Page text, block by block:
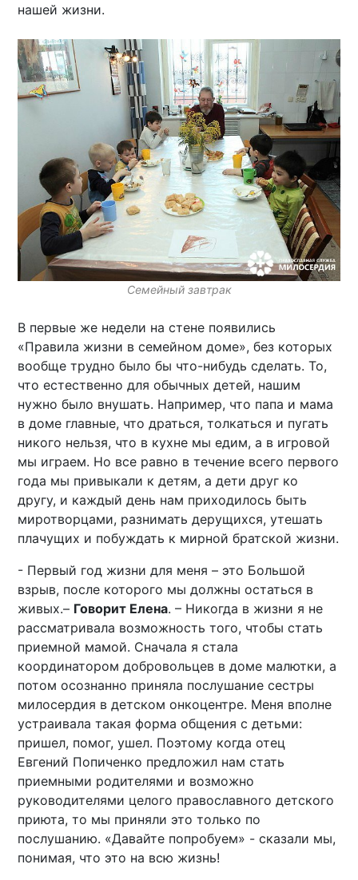
нашей жизни.
Семейный завтрак
В первые же недели на стене появились
«Правила жизни в семейном доме», без которых
вообще трудно было бы что-нибудь сделать. То,
что естественно для обычных детей, нашим
нужно было внушать. Например, что папа и мама
в доме главные, что драться, толкаться и пугать
никого нельзя, что в кухне мы едим, а в игровой
мы играем. Но все равно в течение всего первого
года мы привыкали к детям, а дети друг ко
другу, и каждый день нам приходилось быть
миротворцами, разнимать дерущихся, утешать
плачущих и побуждать к мирной братской жизни.
- Первый год жизни для меня – это Большой
взрыв, после которого мы должны остаться в
живых.– Говорит Елена. – Никогда в жизни я не
рассматривала возможность того, чтобы стать
приемной мамой. Сначала я стала
координатором добровольцев в доме малютки, а
потом осознанно приняла послушание сестры
милосердия в детском онкоцентре. Меня вполне
устраивала такая форма общения с детьми:
пришел, помог, ушел. Поэтому когда отец
Евгений Попиченко предложил нам стать
приемными родителями и возможно
руководителями целого православного детского
приюта, то мы приняли это только по
послушанию. «Давайте попробуем» - сказали мы,
понимая, что это на всю жизнь!